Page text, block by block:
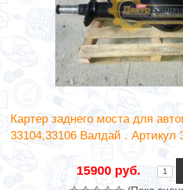
Картер заднего моста для
33104,33106 Валдай . Артикул
15900 руб.